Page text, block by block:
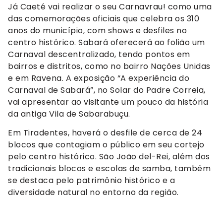
Já Caeté vai realizar o seu Carnavrau! como uma
das comemorações oficiais que celebra os 310
anos do município, com shows e desfiles no
centro histórico. Sabará oferecerá ao folião um
Carnaval descentralizado, tendo pontos em
bairros e distritos, como no bairro Nações Unidas
e em Ravena. A exposição “A experiência do
Carnaval de Sabará”, no Solar do Padre Correia,
vai apresentar ao visitante um pouco da história
da antiga Vila de Sabarabuçu.
Em Tiradentes, haverá o desfile de cerca de 24
blocos que contagiam o público em seu cortejo
pelo centro histórico. São João del-Rei, além dos
tradicionais blocos e escolas de samba, também
se destaca pelo patrimônio histórico e a
diversidade natural no entorno da região.